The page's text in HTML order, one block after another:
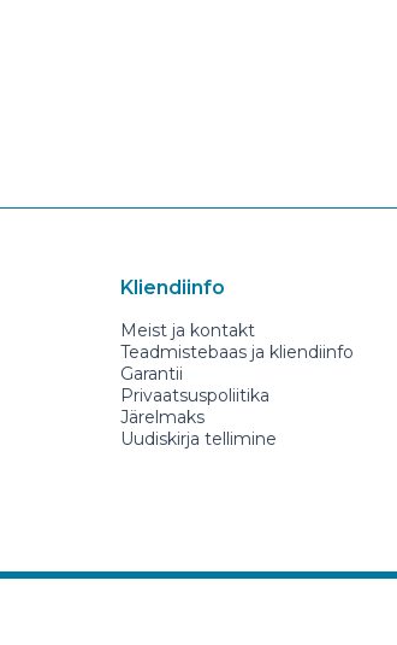
Kliendiinfo
Meist ja kontakt
Teadmistebaas ja kliendiinfo
Garantii
Privaatsuspoliitika
Järelmaks
Uudiskirja tellimine